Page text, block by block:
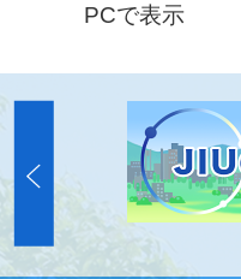
PCで表示